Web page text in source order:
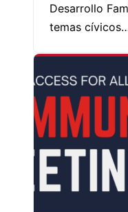
Desarrollo
temas